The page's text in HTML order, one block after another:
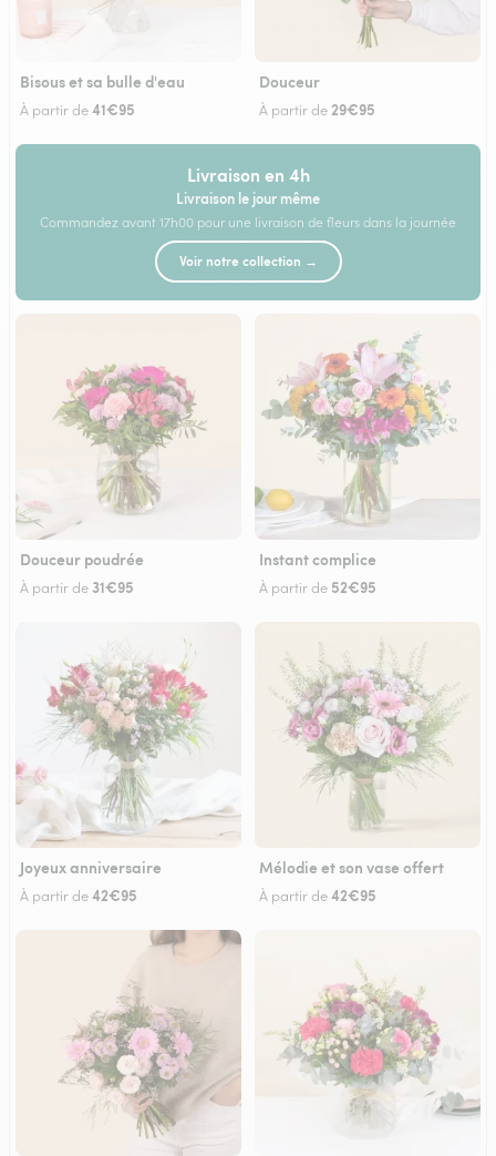
Bisous et sa bulle d'eau
À partir de41€95
Douceur
À partir de 29€95
Livraison en 4h
Livraison le jour même
Commandez avant 17h00 pour une livraison de fleurs dans la journée
Voir notre collection →
Douceur poudrée
À partir de 31€95
Instant complice
À partir de 52€95
Joyeux anniversaire
À partir de42€95
Mélodie et son vase offert
À partir de42€95